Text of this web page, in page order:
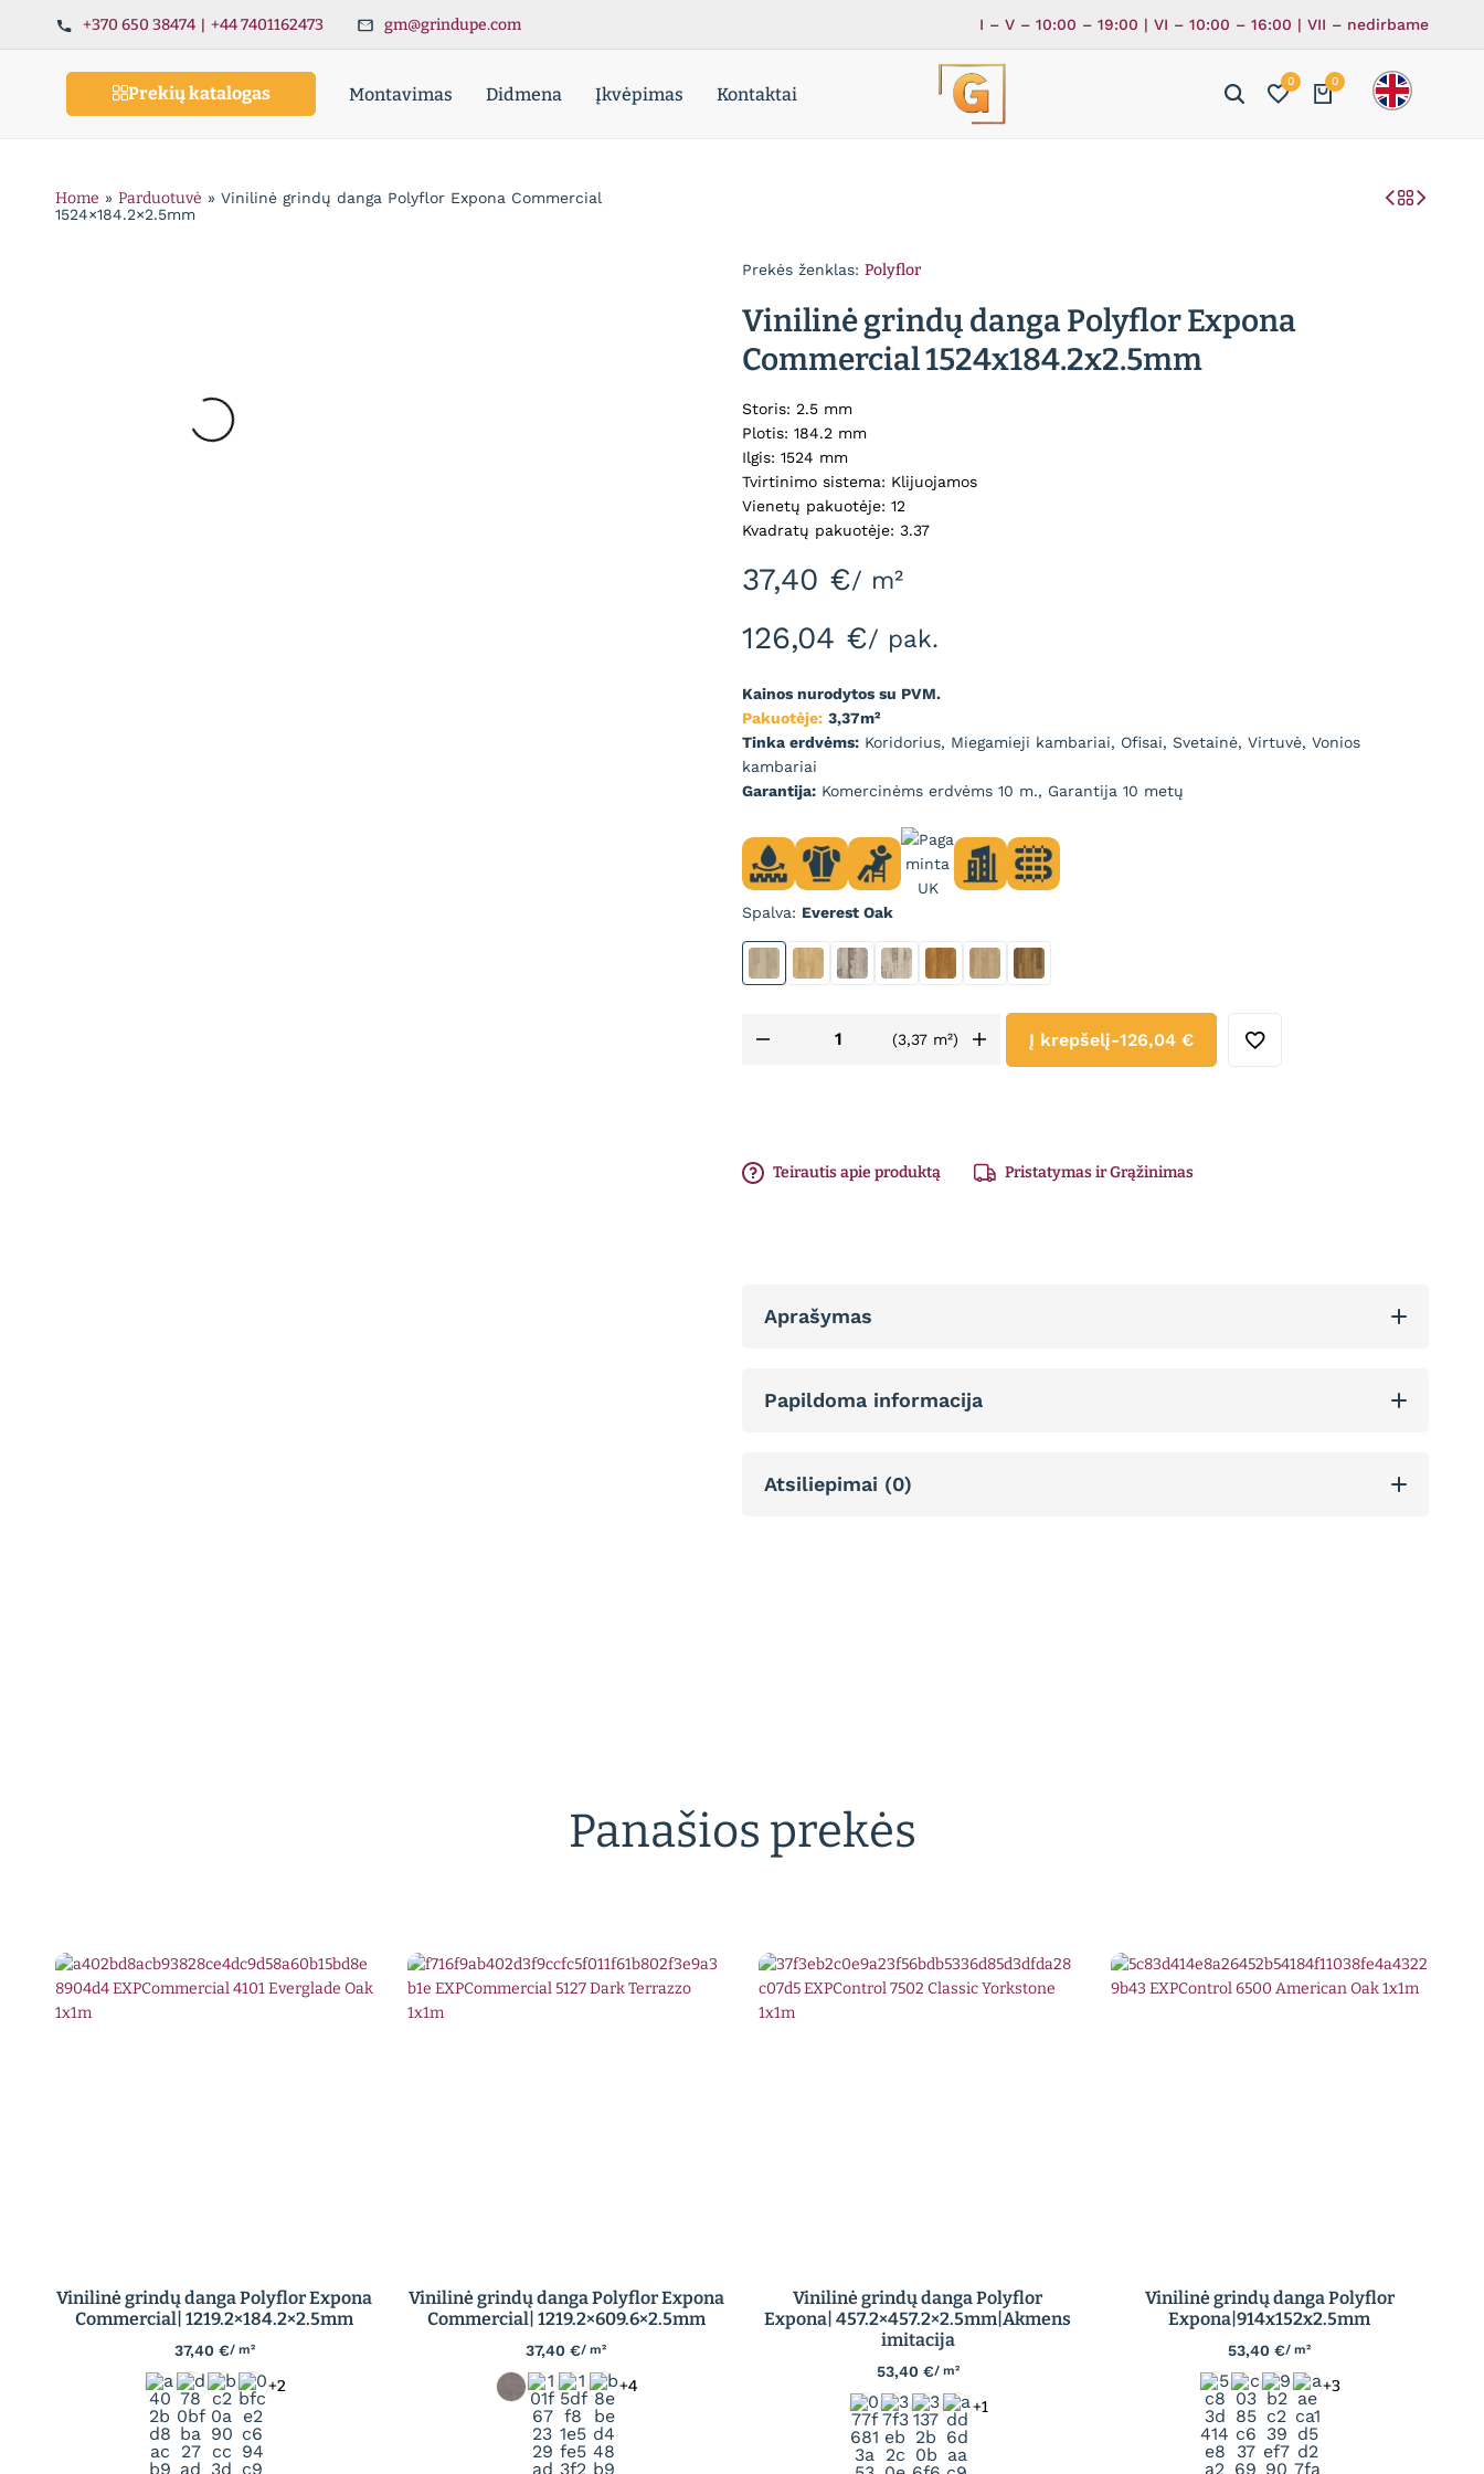
+370 650 38474 | +44 7401162473 gm@grindupe.com I – V – 10:00 – 19:00 | VI – 10:00 – 16:00 | VII – nedirbame
Prekių katalogas Montavimas Didmena Įkvėpimas Kontaktai
0 0
Home » Parduotuvė » Vinilinė grindų danga Polyflor Expona Commercial
1524×184.2×2.5mm
Prekės ženklas: Polyflor
Vinilinė grindų danga Polyflor Expona
Commercial 1524x184.2x2.5mm
Storis: 2.5 mm
Plotis: 184.2 mm
Ilgis: 1524 mm
Tvirtinimo sistema: Klijuojamos
Vienetų pakuotėje: 12
Kvadratų pakuotėje: 3.37
37,40 €/ m²
126,04 €/ pak.
Kainos nurodytos su PVM.
Pakuotėje: 3,37m²
Tinka erdvėms: Koridorius, Miegamieji kambariai, Ofisai, Svetainė, Virtuvė, Vonios
kambariai
Garantija: Komercinėms erdvėms 10 m., Garantija 10 metų
Spalva Everest Oak
Everest Oak
French Vanilla Oak
Grey Barnwood
Natural Barnwood
Saffron OakShoreline OakWild Orchard Oak
(3,37 m²) Į krepšelį-126,04 €
Teirautis apie produktą Pristatymas ir Grąžinimas
Aprašymas
Papildoma informacija
Atsiliepimai (0)
Panašios prekės
Vinilinė grindų danga Polyflor Expona
Commercial| 1219.2×184.2×2.5mm
37,40 €/ m²
+2
Vinilinė grindų danga Polyflor Expona
Commercial| 1219.2×609.6×2.5mm
37,40€/ m²
+4
Vinilinė grindų danga Polyflor
Expona| 457.2×457.2×2.5mm|Akmens
imitacija
53,40 €/ m²
+1
Vinilinė grindų danga Polyflor
Expona|914x152x2.5mm
53,40€/ m²
+3